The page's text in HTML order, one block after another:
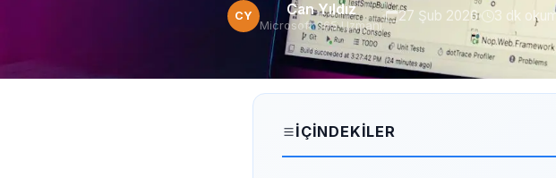
CY Can Yıldız
Microsoft 365 Uzmanı
27 Şub 2026 3 dk
İÇINDEKILER